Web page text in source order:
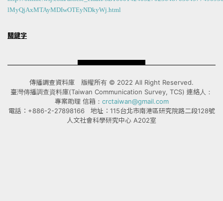
lMyQjAxMTAyMDIwOTEyNDkyWj.html
關鍵字
傳播調查資料庫 版權所有 © 2022 All Right Reserved.
臺灣傳播調查資料庫(Taiwan Communication Survey, TCS) 連絡人：
專案助理 信箱： crctaiwan@gmail.com
電話：+886-2-27898166 地址：115台北市南港區研究院路二段128號
人文社會科學研究中心 A202室